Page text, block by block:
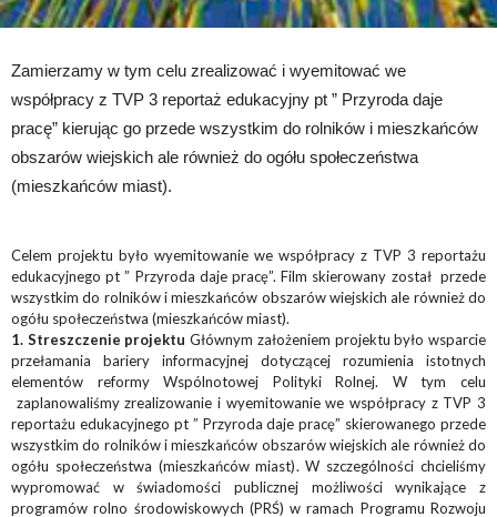
Zamierzamy w tym celu zrealizować i wyemitować we
współpracy z TVP 3 reportaż edukacyjny pt ” Przyroda daje
pracę” kierując go przede wszystkim do rolników i mieszkańców
obszarów wiejskich ale również do ogółu społeczeństwa
(mieszkańców miast).
Celem projektu było wyemitowanie we współpracy z TVP 3 reportażu
edukacyjnego pt ” Przyroda daje pracę”. Film skierowany został przede
wszystkim do rolników i mieszkańców obszarów wiejskich ale również do
ogółu społeczeństwa (mieszkańców miast).
1. Streszczenie projektu Głównym założeniem projektu było wsparcie
przełamania bariery informacyjnej dotyczącej rozumienia istotnych
elementów reformy Wspólnotowej Polityki Rolnej. W tym celu
zaplanowaliśmy zrealizowanie i wyemitowanie we współpracy z TVP 3
reportażu edukacyjnego pt ” Przyroda daje pracę” skierowanego przede
wszystkim do rolników i mieszkańców obszarów wiejskich ale również do
ogółu społeczeństwa (mieszkańców miast). W szczególności chcieliśmy
wypromować w świadomości publicznej możliwości wynikające z
programów rolno środowiskowych (PRŚ) w ramach Programu Rozwoju